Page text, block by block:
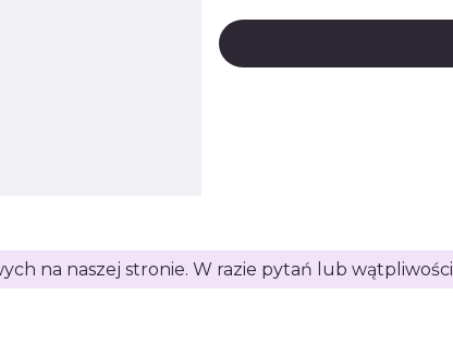
na naszej stronie. W razie pytań lub wątpliwości